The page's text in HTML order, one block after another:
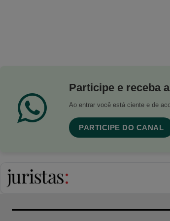
Participe e receba
Ao entrar você está ciente e de
PARTICIPE DO CANAL